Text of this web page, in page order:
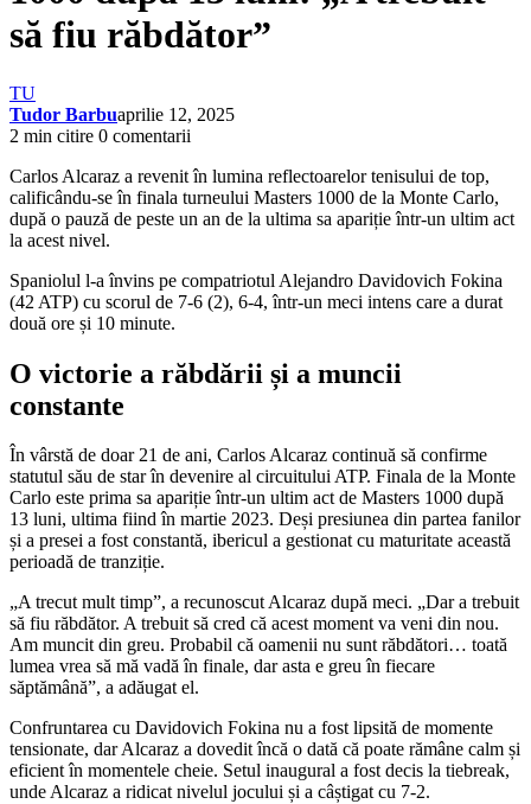
să fiu răbdător”
TU
Tudor Barbuaprilie 12, 2025
2 min citire 0 comentarii
Carlos Alcaraz a revenit în lumina reflectoarelor tenisului de top,
calificându-se în finala turneului Masters 1000 de la Monte Carlo,
după o pauză de peste un an de la ultima sa apariție într-un ultim act
la acest nivel.
Spaniolul l-a învins pe compatriotul Alejandro Davidovich Fokina
(42 ATP) cu scorul de 7-6 (2), 6-4, într-un meci intens care a durat
două ore și 10 minute.
O victorie a răbdării și a muncii
constante
În vârstă de doar 21 de ani, Carlos Alcaraz continuă să confirme
statutul său de star în devenire al circuitului ATP. Finala de la Monte
Carlo este prima sa apariție într-un ultim act de Masters 1000 după
13 luni, ultima fiind în martie 2023. Deși presiunea din partea fanilor
și a presei a fost constantă, ibericul a gestionat cu maturitate această
perioadă de tranziție.
„A trecut mult timp”, a recunoscut Alcaraz după meci. „Dar a trebuit
să fiu răbdător. A trebuit să cred că acest moment va veni din nou.
Am muncit din greu. Probabil că oamenii nu sunt răbdători… toată
lumea vrea să mă vadă în finale, dar asta e greu în fiecare
săptămână”, a adăugat el.
Confruntarea cu Davidovich Fokina nu a fost lipsită de momente
tensionate, dar Alcaraz a dovedit încă o dată că poate rămâne calm și
eficient în momentele cheie. Setul inaugural a fost decis la tiebreak,
unde Alcaraz a ridicat nivelul jocului și a câștigat cu 7-2.